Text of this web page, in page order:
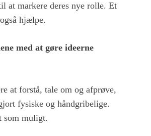
at markere deres nye rolle. Et
hjælpe.
med at gøre ideerne
at forstå, tale om og afprøve,
fysiske og håndgribelige.
som muligt.